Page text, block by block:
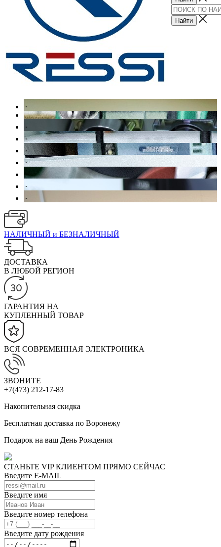
.
.
.
.
.
.
.
НАЛИЧНЫЙ и БЕЗНАЛИЧНЫЙ
ДОСТАВКА
В ЛЮБОЙ РЕГИОН
ГАРАНТИЯ НА
КУПЛЕННЫЙ ТОВАР
ВСЯ СОВРЕМЕННАЯ ЭЛЕКТРОНИКА
ЗВОНИТЕ
+7(473) 212-17-83
Накопительная скидка
Бесплатная доставка по Воронежу
Подарок на ваш День Рождения
СТАНЬТЕ VIP КЛИЕНТОМ ПРЯМО СЕЙЧАС
Введите E-MAIL
Введите имя
Введите номер телефона
Введите дату рождения